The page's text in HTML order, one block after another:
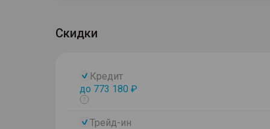
Скидки
Кредит
до 773 180 ₽
Показать
Трейд-ин